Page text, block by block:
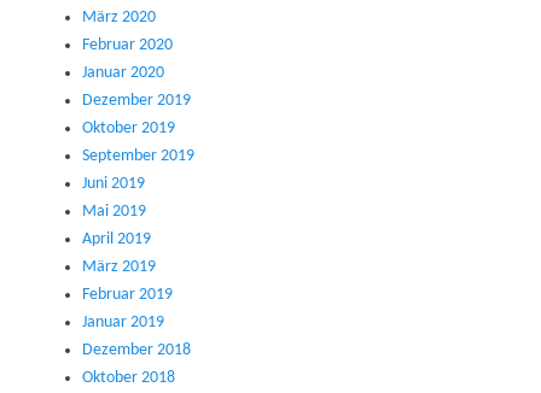
März 2020
Februar 2020
Januar 2020
Dezember 2019
Oktober 2019
September 2019
Juni 2019
Mai 2019
April 2019
März 2019
Februar 2019
Januar 2019
Dezember 2018
Oktober 2018